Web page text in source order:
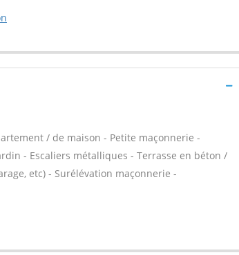
/ de maison - Petite maçonnerie -
- Escaliers métalliques - Terrasse en béton /
etc) - Surélévation maçonnerie -